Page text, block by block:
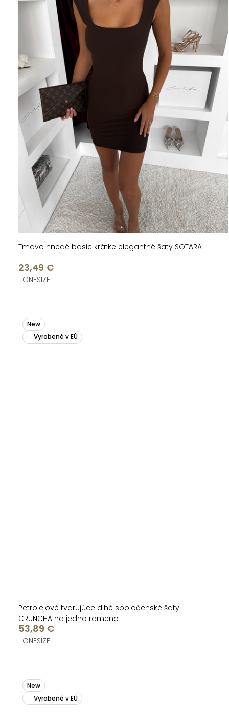
Tmavo hnedé basic krátke elegantné šaty SOTARA
23,49 €
ONESIZE
New
Vyrobené v EÚ
Petrolejové tvarujúce dlhé spoločenské šaty
CRUNCHA na jedno rameno
53,89 €
ONESIZE
New
Vyrobené v EÚ